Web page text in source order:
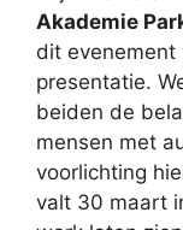
Akademie
dit evenement
presentatie.
beiden de
mensen met
voorlichting
valt 30 maart